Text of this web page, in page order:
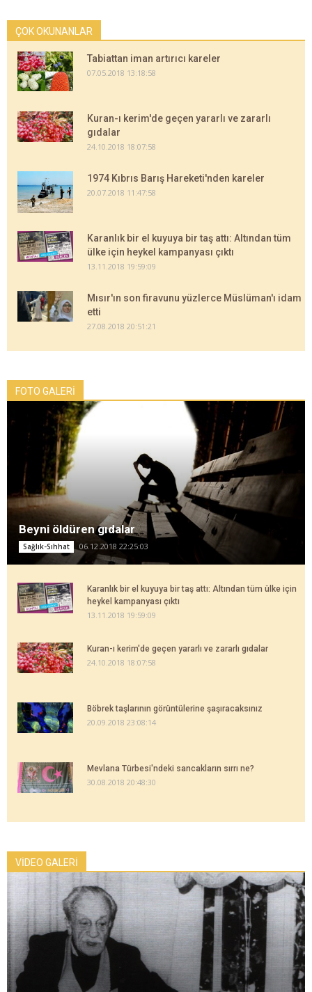
ÇOK OKUNANLAR
Tabiattan iman artırıcı kareler
07.05.2018 13:18:58
Kuran-ı kerim'de geçen yararlı ve zararlı
gıdalar
24.10.2018 18:07:58
1974 Kıbrıs Barış Hareketi'nden kareler
20.07.2018 11:47:58
Karanlık bir el kuyuya bir taş attı: Altından tüm
ülke için heykel kampanyası çıktı
13.11.2018 19:59:09
Mısır'ın son firavunu yüzlerce Müslüman'ı idam
etti
27.08.2018 20:51:21
FOTO GALERİ
Beyni öldüren gıdalar
Sağlık-Sıhhat 06.12.2018 22:25:03
Karanlık bir el kuyuya bir taş attı: Altından tüm ülke için
heykel kampanyası çıktı
13.11.2018 19:59:09
Kuran-ı kerim'de geçen yararlı ve zararlı gıdalar
24.10.2018 18:07:58
Böbrek taşlarının görüntülerine şaşıracaksınız
20.09.2018 23:08:14
Mevlana Türbesi'ndeki sancakların sırrı ne?
30.08.2018 20:48:30
VİDEO GALERİ